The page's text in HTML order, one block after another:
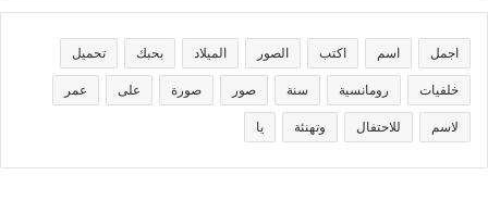
اجمل اسم اكتب الصور الميلاد بحبك تحميل
خلفيات رومانسية سنة صور صورة على عمر
لاسم للاحتفال وتهنئة يا